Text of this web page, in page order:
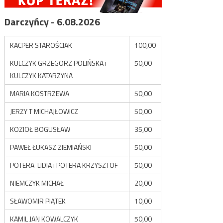
Darczyńcy - 6.08.2026
KACPER STAROŚCIAK
100,00
KULCZYK GRZEGORZ POLIŃSKA i
KULCZYK KATARZYNA
50,00
MARIA KOSTRZEWA
50,00
JERZY T MICHAJŁOWICZ
50,00
KOZIOŁ BOGUSŁAW
35,00
PAWEŁ ŁUKASZ ZIEMIAŃSKI
50,00
POTERA LIDIA i POTERA KRZYSZTOF
50,00
NIEMCZYK MICHAŁ
20,00
SŁAWOMIR PIĄTEK
10,00
KAMIL JAN KOWALCZYK
50,00